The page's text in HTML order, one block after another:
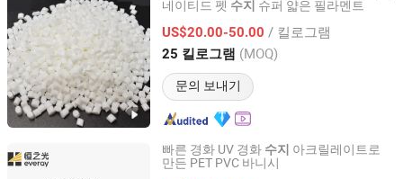
네이티드 펫 수지 슈퍼 얇은 필라멘트
US$20.00-50.00 / 킬로그램
25 킬로그램 (MOQ)
문의 보내기
Ningbo Shuyou Plasticization Co., Ltd.
Zhejiang, China 이후 2024
빠른 경화 UV 경화 수지 아크릴레이트로
만든 PET PVC 바니시
Guangdong Ever Ray Environmental Material Co., Ltd